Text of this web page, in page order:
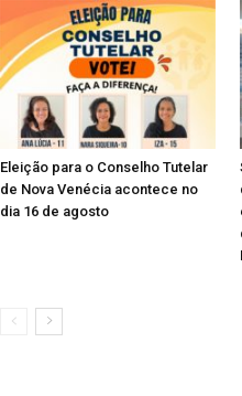
Eleição para o Conselho Tutelar
de Nova Venécia acontece no
dia 16 de agosto